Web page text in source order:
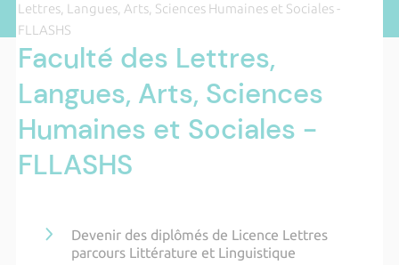
Lettres, Langues, Arts, Sciences Humaines et Sociales -
FLLASHS
Faculté des Lettres,
Langues, Arts, Sciences
Humaines et Sociales -
FLLASHS
Devenir des diplômés de Licence Lettres
parcours Littérature et Linguistique